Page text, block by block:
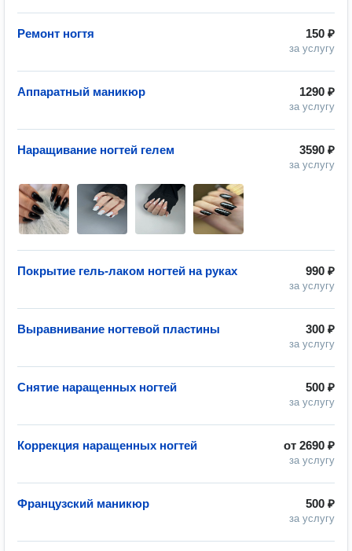
150 ₽
за услугу
Ремонт ногтя
1290 ₽
за услугу
Аппаратный маникюр
3590 ₽
за услугу
Наращивание ногтей гелем
990 ₽
за услугу
Покрытие гель-лаком ногтей на руках
300 ₽
за услугу
Выравнивание ногтевой пластины
500 ₽
за услугу
Снятие наращенных ногтей
от 2690 ₽
за услугу
Коррекция наращенных ногтей
500 ₽
за услугу
Французский маникюр